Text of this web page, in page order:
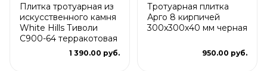
Плитка тротуарная из
искусственного камня
White Hills Тиволи
С900-64 терракотовая
1 390.00 руб.
Тротуарная плитка
Арго 8 кирпичей
300x300x40 мм черная
950.00 руб.